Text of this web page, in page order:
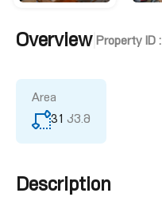
Overview| Property ID :
Area
31 კვ.მ
Description